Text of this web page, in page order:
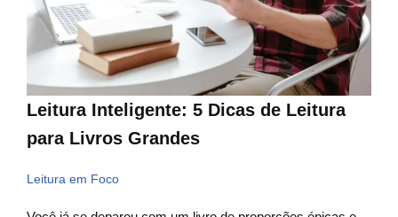
Leitura Inteligente: 5 Dicas de Leitura
para Livros Grandes
Leitura em Foco